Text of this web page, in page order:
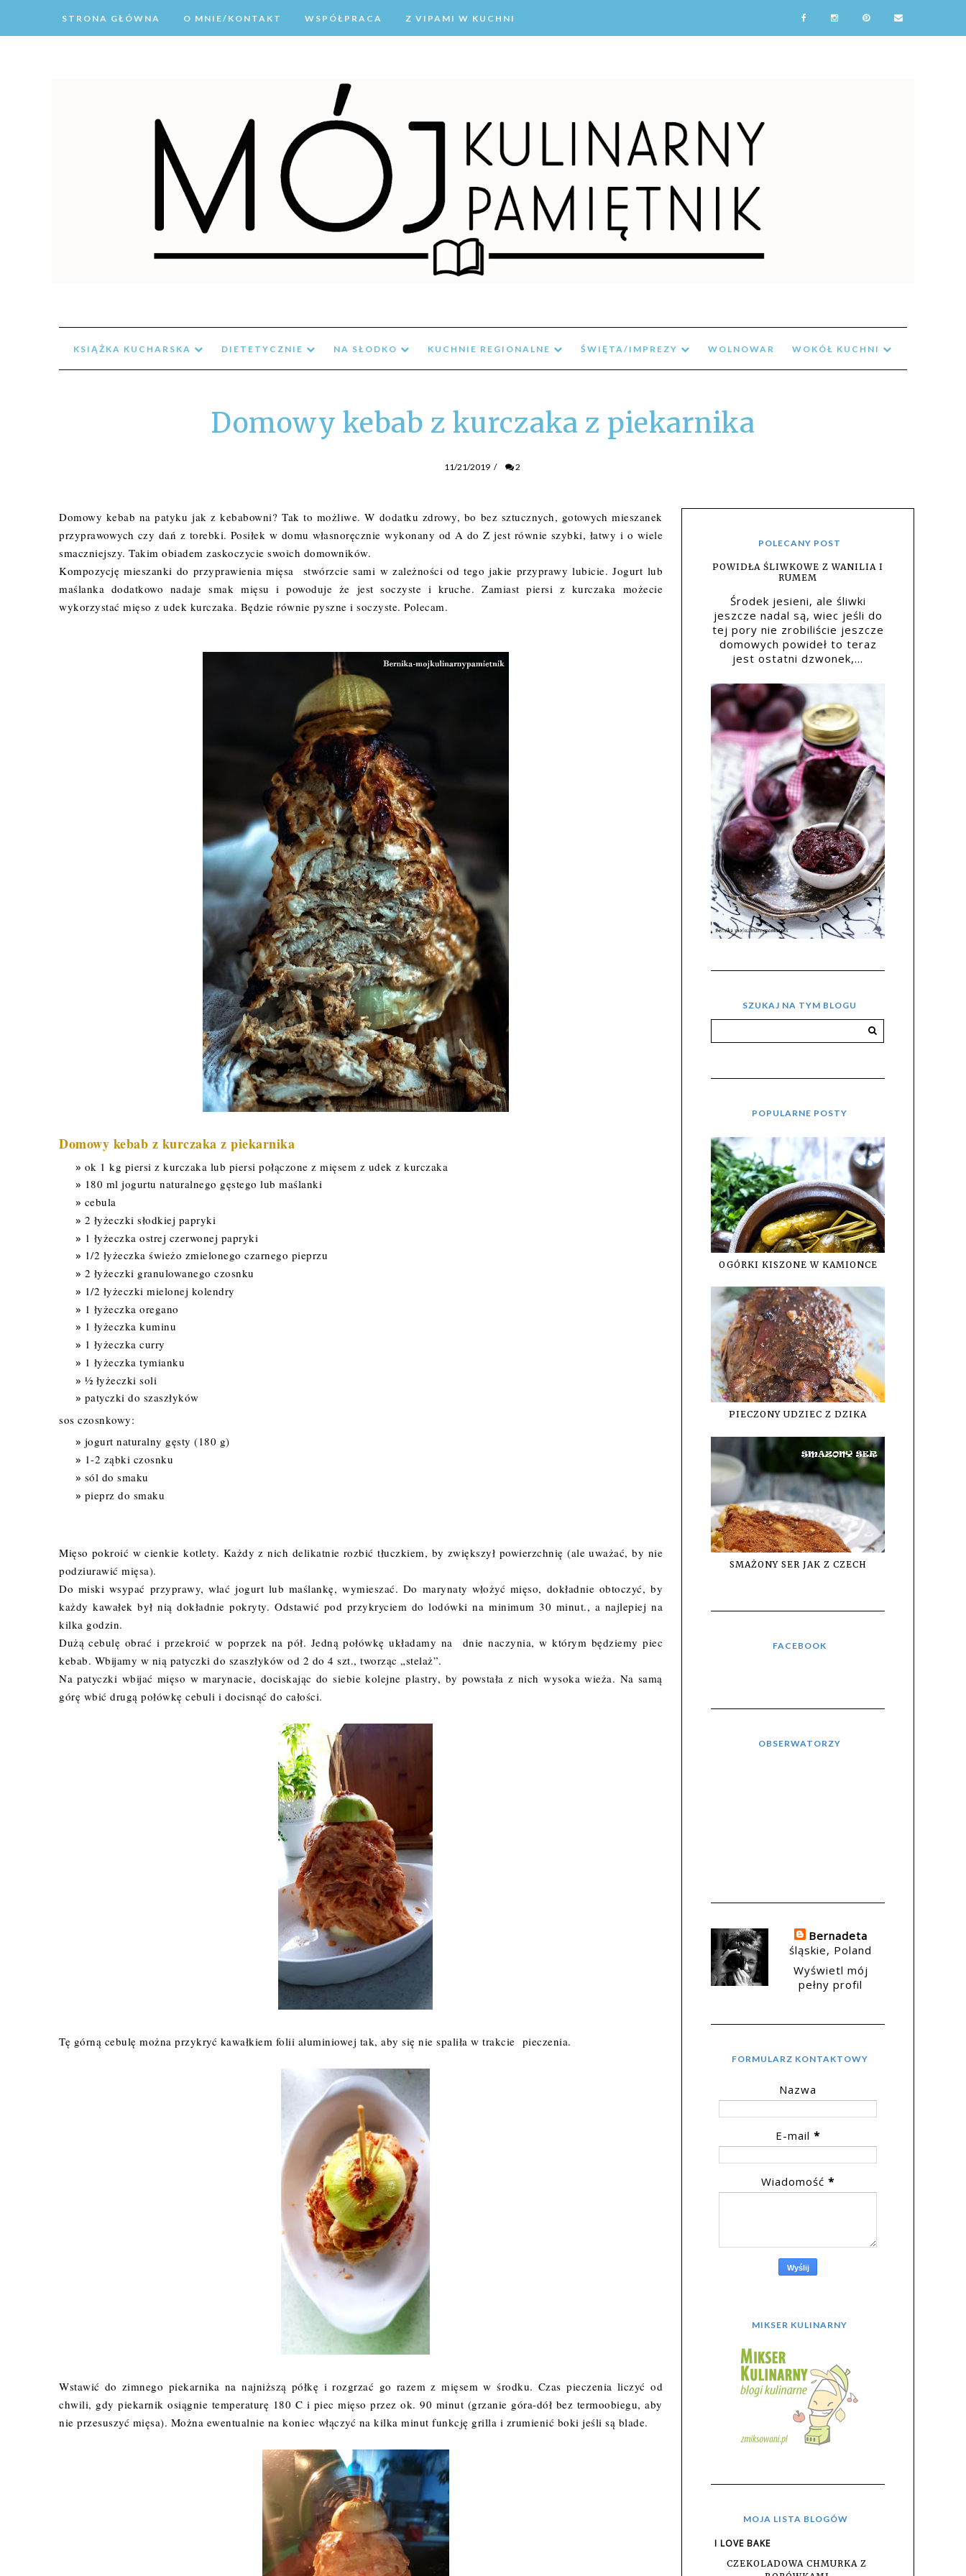
STRONA GŁÓWNA O MNIE/KONTAKT WSPÓŁPRACA Z VIPAMI W KUCHNI
KSIĄŻKA KUCHARSKA DIETETYCZNIE NA SŁODKO KUCHNIE REGIONALNE ŚWIĘTA/IMPREZY WOLNOWAR WOKÓŁ KUCHNI
Domowy kebab z kurczaka z piekarnika
11/21/2019 / 2
Domowy kebab na patyku jak z kebabowni? Tak to możliwe. W dodatku zdrowy, bo bez sztucznych, gotowych mieszanek
przyprawowych czy dań z torebki. Posiłek w domu własnoręcznie wykonany od A do Z jest równie szybki, łatwy i o wiele
smaczniejszy. Takim obiadem zaskoczycie swoich domowników.
Kompozycję mieszanki do przyprawienia mięsa stwórzcie sami w zależności od tego jakie przyprawy lubicie. Jogurt lub
maślanka dodatkowo nadaje smak mięsu i powoduje że jest soczyste i kruche. Zamiast piersi z kurczaka możecie
wykorzystać mięso z udek kurczaka. Będzie równie pyszne i soczyste. Polecam.
Domowy kebab z kurczaka z piekarnika
ok 1 kg piersi z kurczaka lub piersi połączone z mięsem z udek z kurczaka
180 ml jogurtu naturalnego gęstego lub maślanki
cebula
2 łyżeczki słodkiej papryki
1 łyżeczka ostrej czerwonej papryki
1/2 łyżeczka świeżo zmielonego czarnego pieprzu
2 łyżeczki granulowanego czosnku
1/2 łyżeczki mielonej kolendry
1 łyżeczka oregano
1 łyżeczka kuminu
1 łyżeczka curry
1 łyżeczka tymianku
½ łyżeczki soli
patyczki do szaszłyków
sos czosnkowy:
jogurt naturalny gęsty (180 g)
1-2 ząbki czosnku
sól do smaku
pieprz do smaku
Mięso pokroić w cienkie kotlety. Każdy z nich delikatnie rozbić tłuczkiem, by zwiększył powierzchnię (ale uważać, by nie
podziurawić mięsa).
Do miski wsypać przyprawy, wlać jogurt lub maślankę, wymieszać. Do marynaty włożyć mięso, dokładnie obtoczyć, by
każdy kawałek był nią dokładnie pokryty. Odstawić pod przykryciem do lodówki na minimum 30 minut., a najlepiej na
kilka godzin.
Dużą cebulę obrać i przekroić w poprzek na pół. Jedną połówkę układamy na dnie naczynia, w którym będziemy piec
kebab. Wbijamy w nią patyczki do szaszłyków od 2 do 4 szt., tworząc „stelaż”.
Na patyczki wbijać mięso w marynacie, dociskając do siebie kolejne plastry, by powstała z nich wysoka wieża. Na samą
górę wbić drugą połówkę cebuli i docisnąć do całości.
Tę górną cebulę można przykryć kawałkiem folii aluminiowej tak, aby się nie spaliła w trakcie pieczenia.
Wstawić do zimnego piekarnika na najniższą półkę i rozgrzać go razem z mięsem w środku. Czas pieczenia liczyć od
chwili, gdy piekarnik osiągnie temperaturę 180 C i piec mięso przez ok. 90 minut (grzanie góra-dół bez termoobiegu, aby
nie przesuszyć mięsa). Można ewentualnie na koniec włączyć na kilka minut funkcję grilla i zrumienić boki jeśli są blade.
POLECANY POST
POWIDŁA ŚLIWKOWE Z WANILIA I
RUMEM
Środek jesieni, ale śliwki
jeszcze nadal są, wiec jeśli do
tej pory nie zrobiliście jeszcze
domowych powideł to teraz
jest ostatni dzwonek,...
SZUKAJ NA TYM BLOGU
POPULARNE POSTY
OGÓRKI KISZONE W KAMIONCE
PIECZONY UDZIEC Z DZIKA
SMAŻONY SER JAK Z CZECH
FACEBOOK
OBSERWATORZY
Bernadeta
śląskie, Poland
Wyświetl mój
pełny profil
FORMULARZ KONTAKTOWY
Nazwa
E-mail *
Wiadomość *
MIKSER KULINARNY
MOJA LISTA BLOGÓW
I LOVE BAKE
CZEKOLADOWA CHMURKA Z